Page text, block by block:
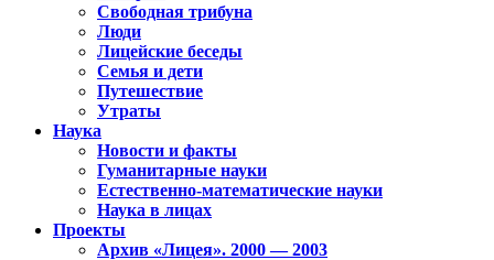
Свободная трибуна
Люди
Лицейские беседы
Семья и дети
Путешествие
Утраты
Наука
Новости и факты
Гуманитарные науки
Естественно-математические науки
Наука в лицах
Проекты
Архив «Лицея». 2000 — 2003